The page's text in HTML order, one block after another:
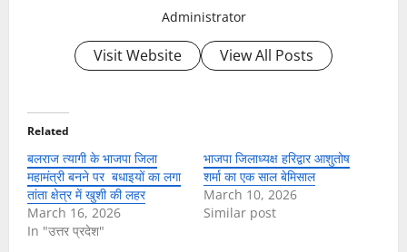
Administrator
Visit Website View All Posts
Related
बलराज त्यागी के भाजपा जिला
महामंत्री बनने पर बधाइयों का लगा
तांता क्षेत्र में खुशी की लहर
March 16, 2026
In "उत्तर प्रदेश"
भाजपा जिलाध्यक्ष हरिद्वार आशुतोष
शर्मा का एक साल बेमिसाल
March 10, 2026
Similar post